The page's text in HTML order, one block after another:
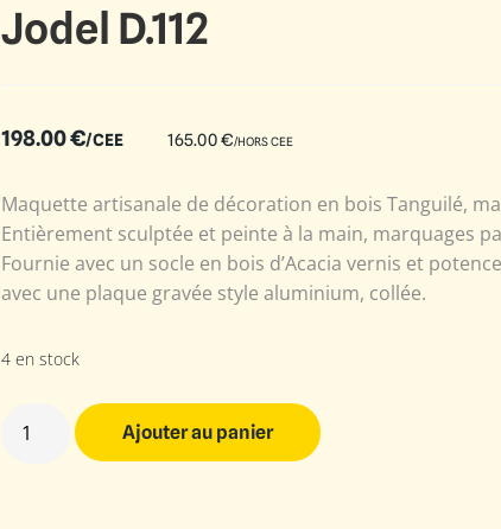
Jodel D.112
198.00€/CEE 165.00€/HORS CEE
Maquette artisanale de décoration en bois Tanguilé,
Entièrement sculptée et peinte à la main, marquages
Fournie avec un socle en bois d’Acacia vernis et
avec une plaque gravée style aluminium, collée.
4 en stock
Ajouter au panier